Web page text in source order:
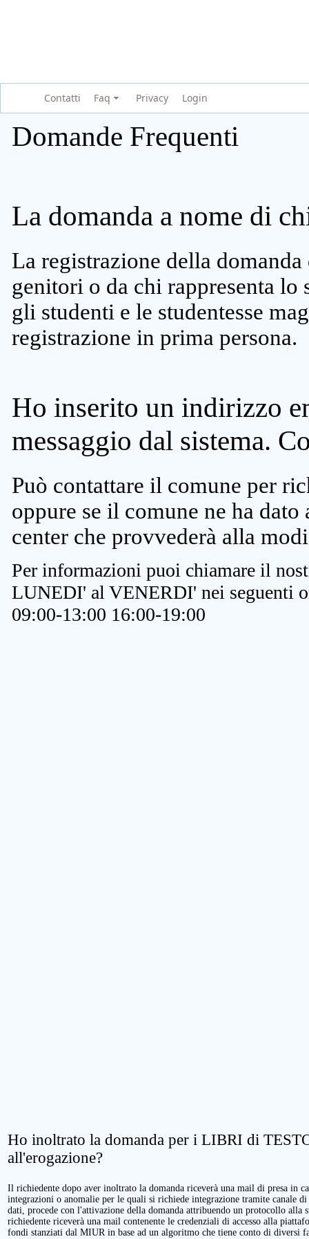
Contatti Faq Privacy Login
Domande Frequenti
La domanda a nome di
La registrazione della
genitori o da chi rappresenta lo
gli studenti e le studentesse
registrazione in prima persona.
Ho inserito un indirizzo
messaggio dal sistema.
Può contattare il comune per
oppure se il comune ne ha
center che provvederà alla
Per informazioni puoi chiamare il
LUNEDI' al VENERDI' nei seguenti
09:00-13:00 16:00-19:00
Ho inoltrato la domanda per i LIBRI di
all'erogazione?
Il richiedente dopo aver inoltrato la domanda riceverà una mail di presa in
integrazioni o anomalie per le quali si richiede integrazione tramite canale
dati, procede con l'attivazione della domanda attribuendo un protocollo alla
richiedente riceverà una mail contenente le credenziali di accesso alla
fondi stanziati dal MIUR in base ad un algoritmo che tiene conto di diversi